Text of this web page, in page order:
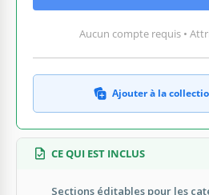
Aucun compte requis •
Ajouter à la
CE QUI EST INCLUS
Sections éditables pour les